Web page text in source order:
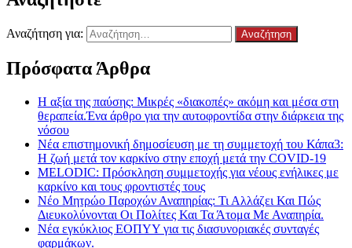
Αναζήτηση για:
Πρόσφατα Άρθρα
Η αξία της παύσης: Μικρές «διακοπές» ακόμη και μέσα στη
θεραπεία.Ένα άρθρο για την αυτοφροντίδα στην διάρκεια της
νόσου
Νέα επιστημονική δημοσίευση με τη συμμετοχή του Κάπα3:
Η ζωή μετά τον καρκίνο στην εποχή μετά την COVID-19
MELODIC: Πρόσκληση συμμετοχής για νέους ενήλικες με
καρκίνο και τους φροντιστές τους
Νέο Μητρώο Παροχών Αναπηρίας: Τι Αλλάζει Και Πώς
Διευκολύνονται Οι Πολίτες Και Τα Άτομα Με Αναπηρία.
Νέα εγκύκλιος ΕΟΠΥΥ για τις διασυνοριακές συνταγές
φαρμάκων.